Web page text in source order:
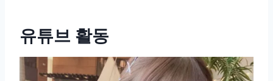
유튜브 활동